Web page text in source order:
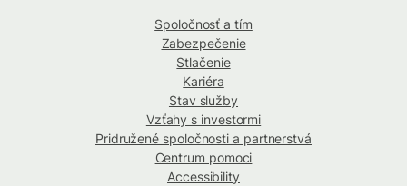
Spoločnosť a tím
Zabezpečenie
Stlačenie
Kariéra
Stav služby
Vzťahy s investormi
Pridružené spoločnosti a partnerstvá
Centrum pomoci
Accessibility